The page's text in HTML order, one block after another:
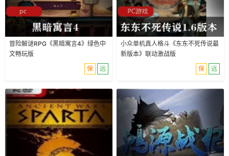
冒险解谜RPG《黑暗寓言4》绿色中
文畅玩版
保
远
小众单机真人格斗《东东不死传说最
新版本》联动激战版
保
远